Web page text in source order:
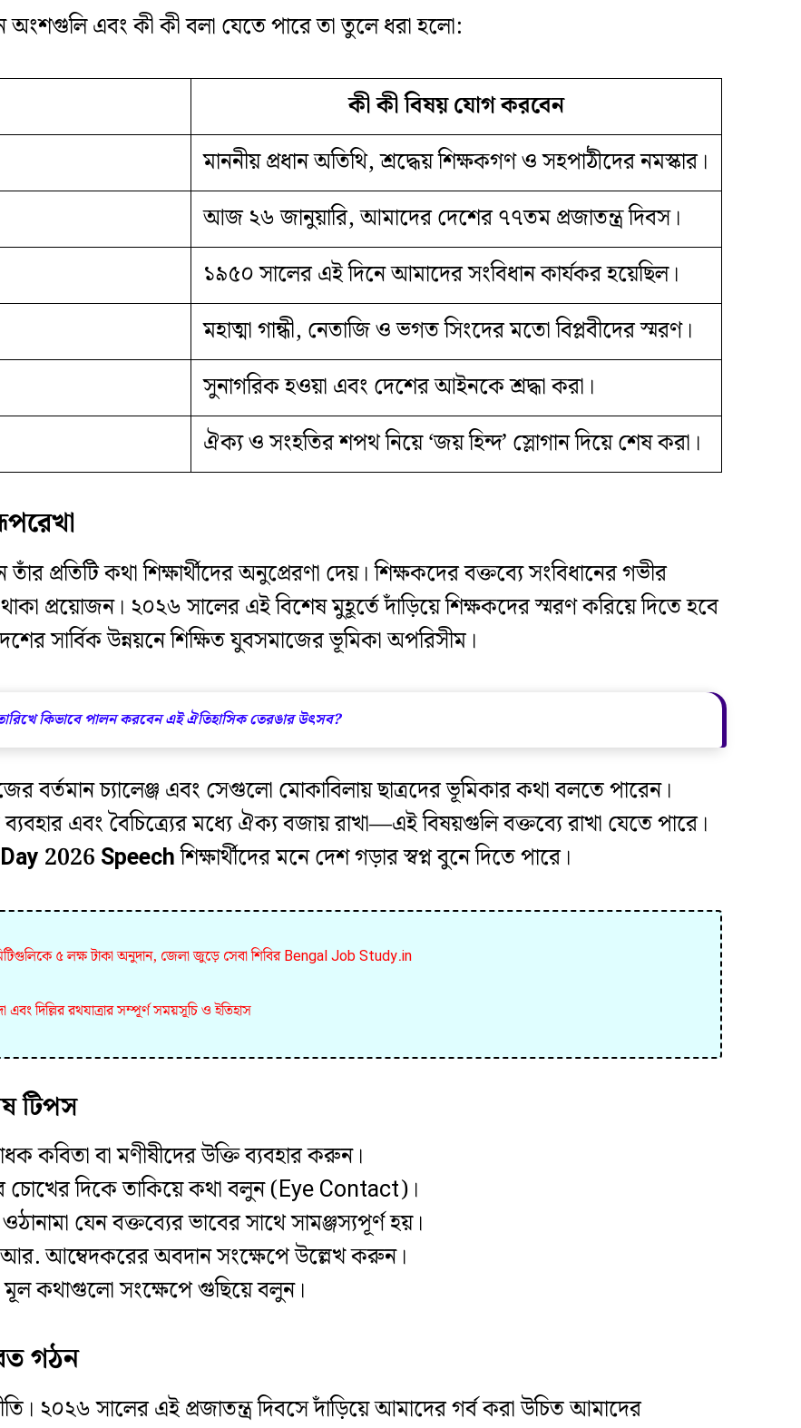
অংশগুলি এবং কী কী বলা যেতে পারে তা তুলে ধরা হলো:
কী কী বিষয় যোগ করবেন
মাননীয় প্রধান অতিথি, শ্রদ্ধেয় শিক্ষকগণ ও সহপাঠীদের নমস্কার।
আজ ২৬ জানুয়ারি, আমাদের দেশের ৭৭তম প্রজাতন্ত্র দিবস।
১৯৫০ সালের এই দিনে আমাদের সংবিধান কার্যকর হয়েছিল।
মহাত্মা গান্ধী, নেতাজি ও ভগত সিংদের মতো বিপ্লবীদের স্মরণ।
সুনাগরিক হওয়া এবং দেশের আইনকে শ্রদ্ধা করা।
ঐক্য ও সংহতির শপথ নিয়ে ‘জয় হিন্দ’ স্লোগান দিয়ে শেষ করা।
কথা শিক্ষার্থীদের অনুপ্রেরণা দেয়। শিক্ষকদের বক্তব্যে সংবিধানের গভীর
থাকা প্রয়োজন। ২০২৬ সালের এই বিশেষ মুহূর্তে দাঁড়িয়ে শিক্ষকদের স্মরণ করিয়ে দিতে হবে
সার্বিক উন্নয়নে শিক্ষিত যুবসমাজের ভূমিকা অপরিসীম।
কিভাবে পালন করবেন এই ঐতিহাসিক তেরঙার উৎসব?
বর্তমান চ্যালেঞ্জ এবং সেগুলো মোকাবিলায় ছাত্রদের ভূমিকার কথা বলতে পারেন।
এবং বৈচিত্র্যের মধ্যে ঐক্য বজায় রাখা—এই বিষয়গুলি বক্তব্যে রাখা যেতে পারে।
2026 Speechশিক্ষার্থীদের মনে দেশ গড়ার স্বপ্ন বুনে দিতে পারে।
৫ লক্ষ টাকা অনুদান, জেলা জুড়ে সেবা শিবির Bengal Job Study.in
দিল্লির রথযাত্রার সম্পূর্ণ সময়সূচি ও ইতিহাস
টিপস
কবিতা বা মণীষীদের উক্তি ব্যবহার করুন।
চোখের দিকে তাকিয়ে কথা বলুন (Eye Contact)।
যেন বক্তব্যের ভাবের সাথে সামঞ্জস্যপূর্ণ হয়।
আম্বেদকরের অবদান সংক্ষেপে উল্লেখ করুন।
মূল কথাগুলো সংক্ষেপে গুছিয়ে বলুন।
গঠন
২০২৬ সালের এই প্রজাতন্ত্র দিবসে দাঁড়িয়ে আমাদের গর্ব করা উচিত আমাদের